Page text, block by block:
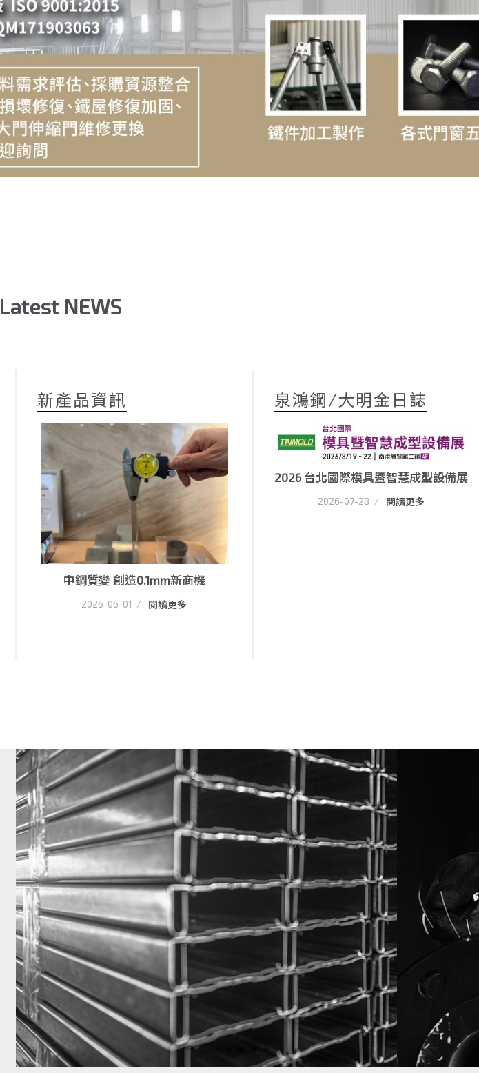
Latest NEWS
新產品資訊
中鋼質變 創造0.1mm新商機
2026-06-01 / 閱讀更多
泉鴻鋼/大明金日誌
2026 台北國際模具暨智慧成型設備展
2026-07-28 / 閱讀更多